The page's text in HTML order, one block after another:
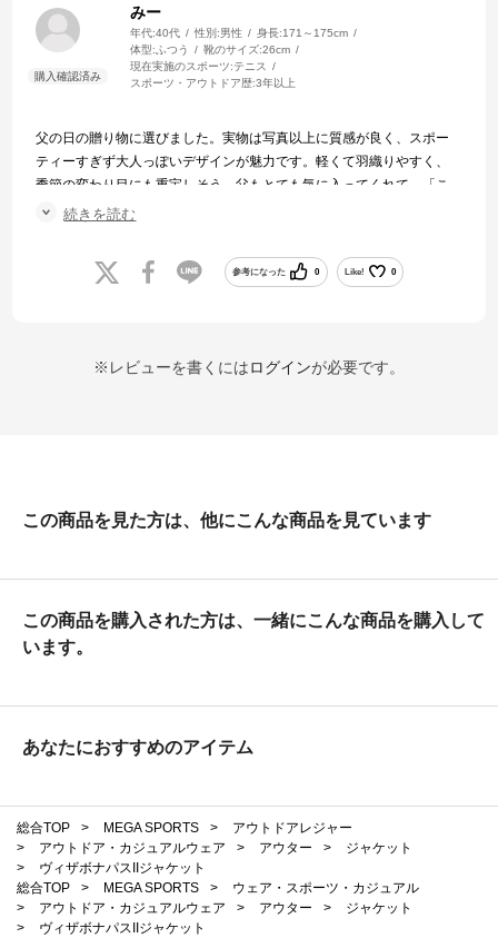
みー
年代:40代 性別:男性 身長:171～175cm
体型: ふつう 靴のサイズ:26cm
現在実施のスポーツ:テニス
スポーツ・アウトドア歴:3年以上
父の日の贈り物に選びました。実物は写真以上に質感が良く、スポー
ティーすぎず大人っぽいデザインが魅力です。軽くて羽織りやすく、
季節の変わり目にも重宝しそう。父もとても気に入ってくれて、「こ
れ着て出かけるのが楽しみ」と喜んでいました。プレゼントに選んで
続きを読む
参考になった 0 Like! 0
※レビューを書くにはログインが必要です。
この商品を見た方は、他にこんな商品を見ています
この商品を購入された方は、一緒にこんな商品を購入して
います。
あなたにおすすめのアイテム
総合TOP > MEGA SPORTS >
アウトドアレジャー
>
アウトドア・カジュアルウェア > アウター >
ジャケット
>
ヴィザボナパスIIジャケット
総合TOP
> MEGA SPORTS >
ウェア・スポーツ・カジュアル
>
アウトドア・カジュアルウェア > アウター >
ジャケット
>
ヴィザボナパスIIジャケット